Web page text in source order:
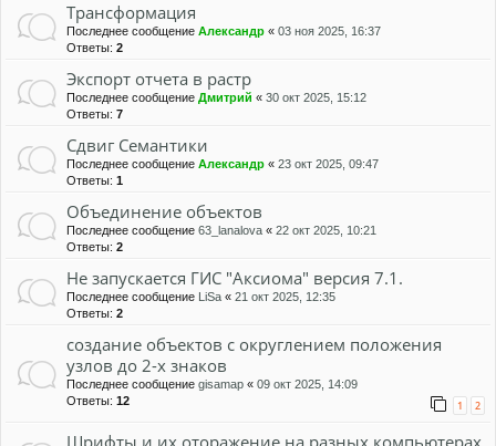
Трансформация
Последнее сообщение Александр « 03 ноя 2025, 16:37
Ответы: 2
Экспорт отчета в растр
Последнее сообщение Дмитрий « 30 окт 2025, 15:12
Ответы: 7
Сдвиг Семантики
Последнее сообщение Александр « 23 окт 2025, 09:47
Ответы: 1
Объединение объектов
Последнее сообщение 63_lanalova « 22 окт 2025, 10:21
Ответы: 2
Не запускается ГИС "Аксиома" версия 7.1.
Последнее сообщение LiSa « 21 окт 2025, 12:35
Ответы: 2
создание объектов с округлением положения
узлов до 2-х знаков
Последнее сообщение gisamap « 09 окт 2025, 14:09
Ответы: 12 1 2